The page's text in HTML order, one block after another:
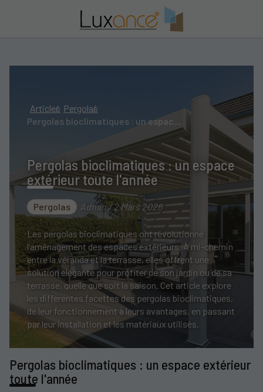
Articles Pergolas
Pergolas bioclimatiques : un espace extérieur toute l'année
Pergolas bioclimatiques : un espace
extérieur toute l'année
Pergolas Admin / 2 Mars 2026
Les pergolas bioclimatiques ont révolutionné
l’aménagement des espaces extérieurs. À mi-chemin
entre la véranda et la terrasse, elles offrent une
solution élégante pour profiter de son jardin ou de sa
terrasse, quelle que soit la saison. Cet article explore
les différentes facettes des pergolas bioclimatiques,
de leur fonctionnement à leurs avantages, en passant
par leur installation et les matériaux utilisés.
Pergolas bioclimatiques : un espace extérieur
toute l'année